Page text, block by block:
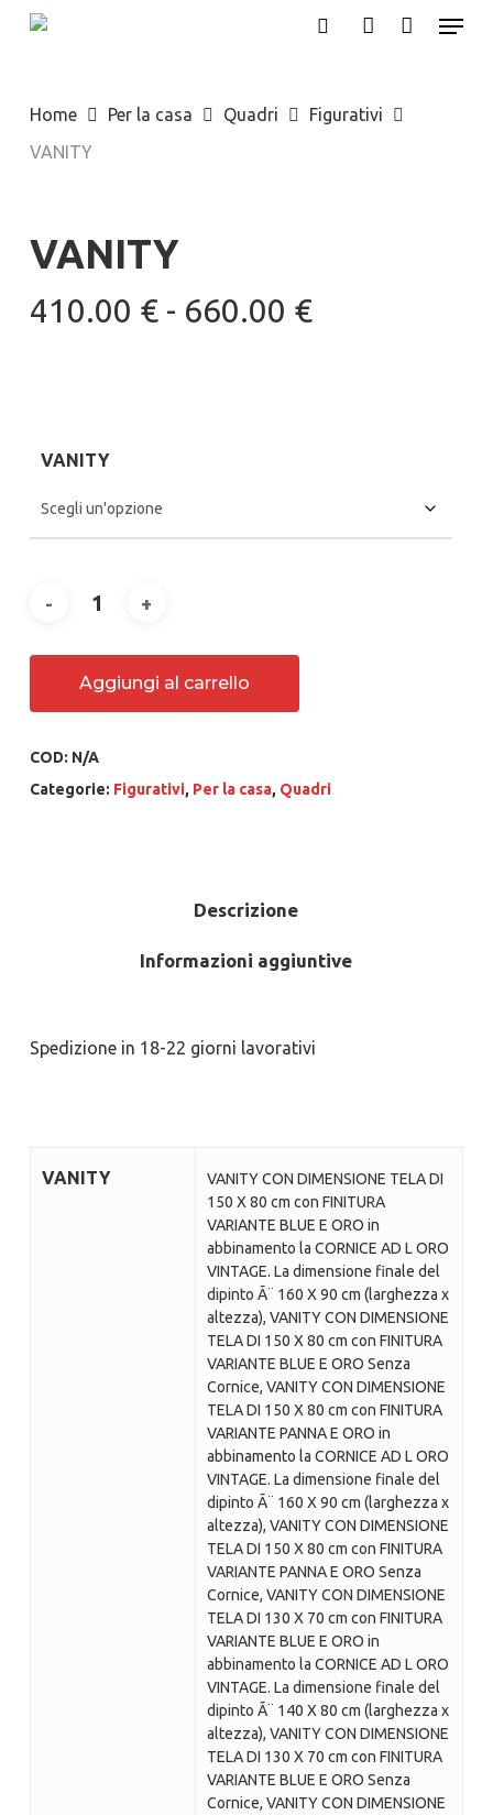
Skip
content
Menu
Home Per la casa Quadri
Figurativi
VANITY
VANITY
410.00 € - 660.00 €Fascia
660.00 €
VANITY
Aggiungi al carrello
COD: N/A
Categorie: Figurativi, Per la casa, Quadri
Descrizione
Informazioni aggiuntive
Spedizione in 18-22 giorni lavorativi
VANITY
VANITY CON DIMENSIONE TELA DI
150 X 80 cm con FINITURA
VARIANTE BLUE E ORO in
abbinamento la CORNICE AD L ORO
VINTAGE. La dimensione finale del
dipinto Ã¨ 160 X 90 cm (larghezza x
altezza), VANITY CON DIMENSIONE
TELA DI 150 X 80 cm con FINITURA
VARIANTE BLUE E ORO Senza
Cornice, VANITY CON DIMENSIONE
TELA DI 150 X 80 cm con FINITURA
VARIANTE PANNA E ORO in
abbinamento la CORNICE AD L ORO
VINTAGE. La dimensione finale del
dipinto Ã¨ 160 X 90 cm (larghezza x
altezza), VANITY CON DIMENSIONE
TELA DI 150 X 80 cm con FINITURA
VARIANTE PANNA E ORO Senza
Cornice, VANITY CON DIMENSIONE
TELA DI 130 X 70 cm con FINITURA
VARIANTE BLUE E ORO in
abbinamento la CORNICE AD L ORO
VINTAGE. La dimensione finale del
dipinto Ã¨ 140 X 80 cm (larghezza x
altezza), VANITY CON DIMENSIONE
TELA DI 130 X 70 cm con FINITURA
VARIANTE BLUE E ORO Senza
Cornice, VANITY CON DIMENSIONE